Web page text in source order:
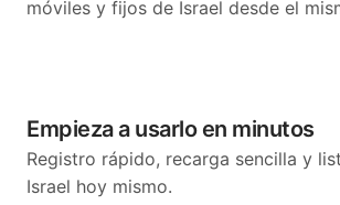
móviles y fijos de Israel desde el
Empieza a usarlo en minutos
Registro rápido, recarga sencilla y
Israel hoy mismo.